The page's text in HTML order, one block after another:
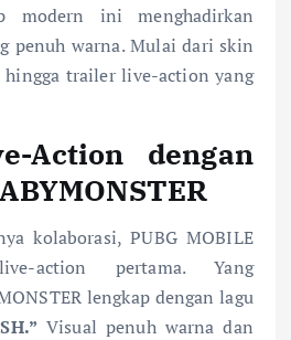
modern ini menghadirkan
penuh warna. Mulai dari skin
trailer live-action yang
Action dengan
kolaborasi, PUBG MOBILE
action pertama. Yang
lengkap dengan lagu
Visual penuh warna dan